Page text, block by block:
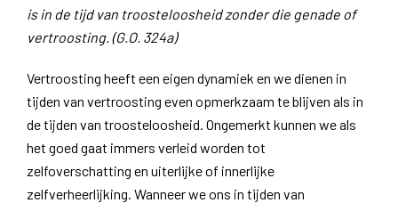
is in de tijd van troosteloosheid zonder die genade of
vertroosting. (G.O. 324a)
Vertroosting heeft een eigen dynamiek en we dienen in
tijden van vertroosting even opmerkzaam te blijven als in
de tijden van troosteloosheid. Ongemerkt kunnen we als
het goed gaat immers verleid worden tot
zelfoverschatting en uiterlijke of innerlijke
zelfverheerlijking. Wanneer we ons in tijden van